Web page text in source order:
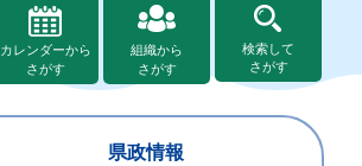
カレンダーから
さがす
組織から
さがす
検索して
さがす
県政情報